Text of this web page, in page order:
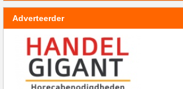
Adverteerder